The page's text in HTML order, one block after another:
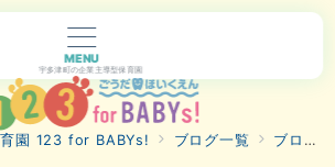
MENU
宇多津町の企業主導型保育園
園 123 for BABYs! ブログ一覧 ブログ